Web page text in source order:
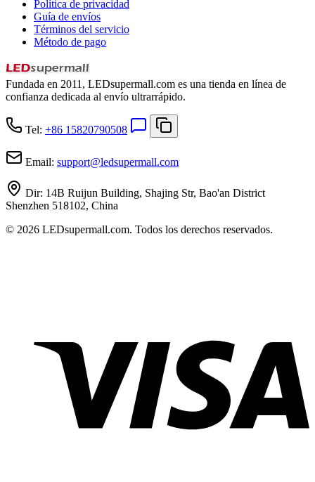
Política de privacidad
Guía de envíos
Términos del servicio
Método de pago
Fundada en 2011, LEDsupermall.com es una tienda en línea de
confianza dedicada al envío ultrarrápido.
Tel: +86 15820790508
Email: support@ledsupermall.com
Dir: 14B Ruijun Building, Shajing Str, Bao'an District
Shenzhen 518102, China
© 2026 LEDsupermall.com. Todos los derechos reservados.